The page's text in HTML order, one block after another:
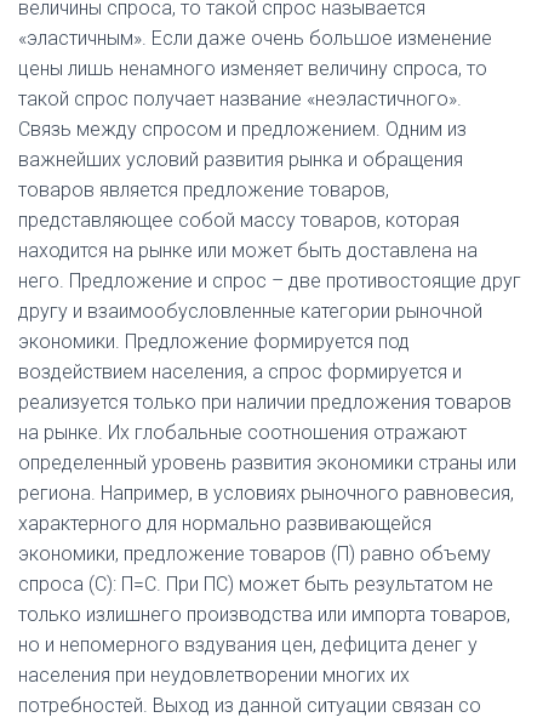
величины спроса, то такой спрос называется
«эластичным». Если даже очень большое изменение
цены лишь ненамного изменяет величину спроса, то
такой спрос получает название «неэластичного».
Связь между спросом и предложением. Одним из
важнейших условий развития рынка и обращения
товаров является предложение товаров,
представляющее собой массу товаров, которая
находится на рынке или может быть доставлена на
него. Предложение и спрос – две противостоящие друг
другу и взаимообусловленные категории рыночной
экономики. Предложение формируется под
воздействием населения, а спрос формируется и
реализуется только при наличии предложения товаров
на рынке. Их глобальные соотношения отражают
определенный уровень развития экономики страны или
региона. Например, в условиях рыночного равновесия,
характерного для нормально развивающейся
экономики, предложение товаров (П) равно объему
спроса (С): П=С. При ПС) может быть результатом не
только излишнего производства или импорта товаров,
но и непомерного вздувания цен, дефицита денег у
населения при неудовлетворении многих их
потребностей. Выход из данной ситуации связан со